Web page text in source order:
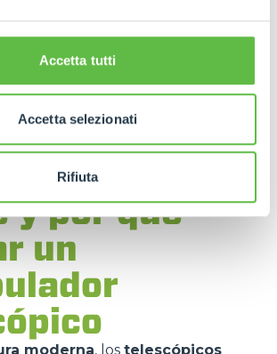
Accetta tutti
Accetta selezionati
Rifiuta
en las operaciones
y por qué
un
moderna, los telescópicos